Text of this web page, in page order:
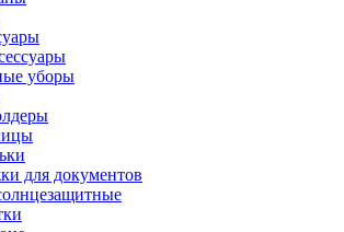
уборы
для документов